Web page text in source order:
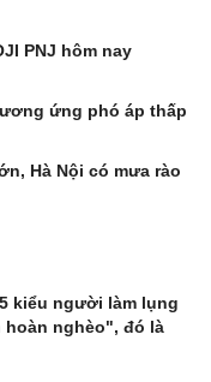
PNJ hôm nay
ứng phó áp thấp
Hà Nội có mưa rào
kiểu người làm lụng
hoàn nghèo", đó là